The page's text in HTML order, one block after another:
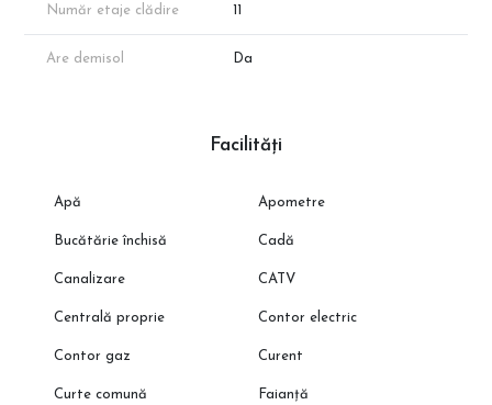
Număr etaje clădire
Are demisol Da
Facilități
Apă Apometre
Bucătărie închisă Cadă
Canalizare CATV
Centrală proprie Contor electric
Contor gaz Curent
Curte comună Faianță